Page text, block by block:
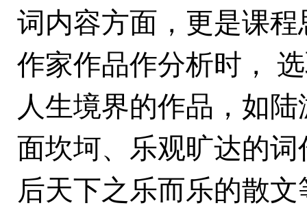
词内容方面，更是课
作家作品作分析时，
人生境界的作品，如
面坎坷、乐观旷达的词
后天下之乐而乐的散文